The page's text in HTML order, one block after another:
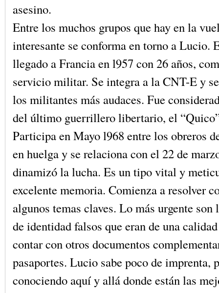
asesino.
Entre los muchos grupos que hay en la
interesante se conforma en torno a Lucio.
llegado a Francia en l957 con 26 años,
servicio militar. Se integra a la CNT-E y
los militantes más audaces. Fue
del último guerrillero libertario, el
Participa en Mayo l968 entre los obreros
en huelga y se relaciona con el 22 de
dinamizó la lucha. Es un tipo vital y
excelente memoria. Comienza a resolver
algunos temas claves. Lo más urgente son
de identidad falsos que eran de una
contar con otros documentos
pasaportes. Lucio sabe poco de imprenta,
conociendo aquí y allá donde están las